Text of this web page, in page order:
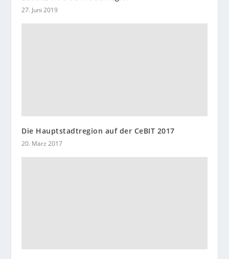
27. Juni 2019
Die Hauptstadtregion auf der CeBIT 2017
20. März 2017